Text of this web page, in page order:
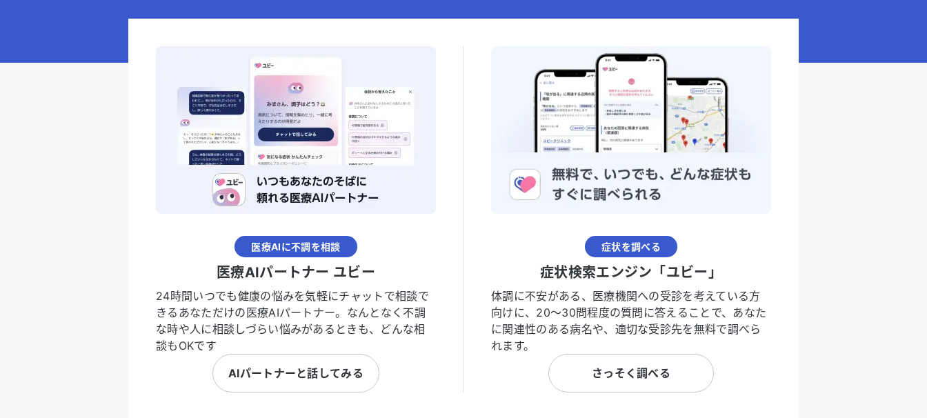
医療AIに不調を相談
医療AIパートナー ユビー
24時間いつでも健康の悩みを気軽にチャットで相談で
きるあなただけの医療AIパートナー。なんとなく不調
な時や人に相談しづらい悩みがあるときも、どんな相
談もOKです
AIパートナーと話してみる
症状を調べる
症状検索エンジン「ユビー」
体調に不安がある、医療機関への受診を考えている方
向けに、20〜30問程度の質問に答えることで、あなた
に関連性のある病名や、適切な受診先を無料で調べら
れます。
さっそく調べる